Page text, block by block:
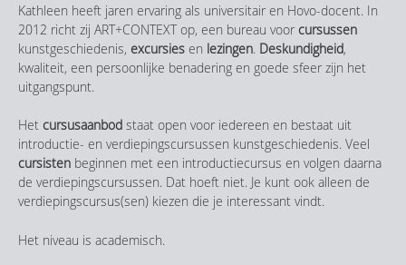
Kathleen heeft jaren ervaring als universitair en Hovo-docent. In
2012 richt zij ART+CONTEXT op, een bureau voor cursussen
kunstgeschiedenis, excursies en lezingen. Deskundigheid,
kwaliteit, een persoonlijke benadering en goede sfeer zijn het
uitgangspunt.
Het cursusaanbod staat open voor iedereen en bestaat uit
introductie- en verdiepingscursussen kunstgeschiedenis. Veel
cursisten beginnen met een introductiecursus en volgen daarna
de verdiepingscursussen. Dat hoeft niet. Je kunt ook alleen de
verdiepingscursus(sen) kiezen die je interessant vindt.
Het niveau is academisch.